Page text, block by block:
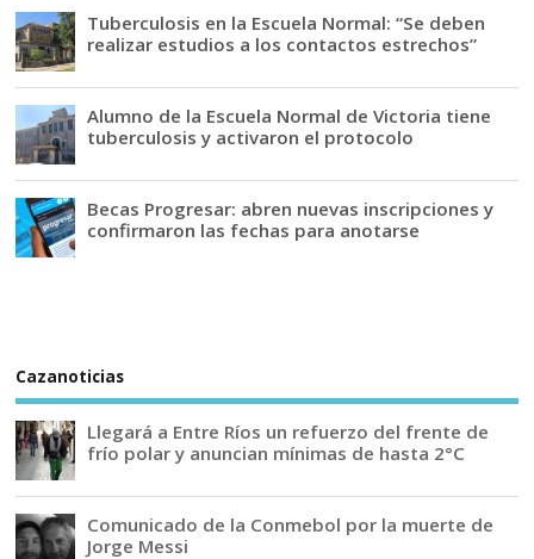
Tuberculosis en la Escuela Normal: “Se deben
realizar estudios a los contactos estrechos”
Alumno de la Escuela Normal de Victoria tiene
tuberculosis y activaron el protocolo
Becas Progresar: abren nuevas inscripciones y
confirmaron las fechas para anotarse
Cazanoticias
Llegará a Entre Ríos un refuerzo del frente de
frío polar y anuncian mínimas de hasta 2°C
Comunicado de la Conmebol por la muerte de
Jorge Messi